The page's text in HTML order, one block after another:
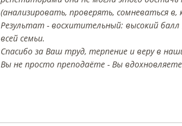
(анализировать, проверять, сомневаться
Результат - восхитительный: высокий
всей семьи.
Спасибо за Ваш труд, терпение и веру в
Вы не просто преподаёте - Вы